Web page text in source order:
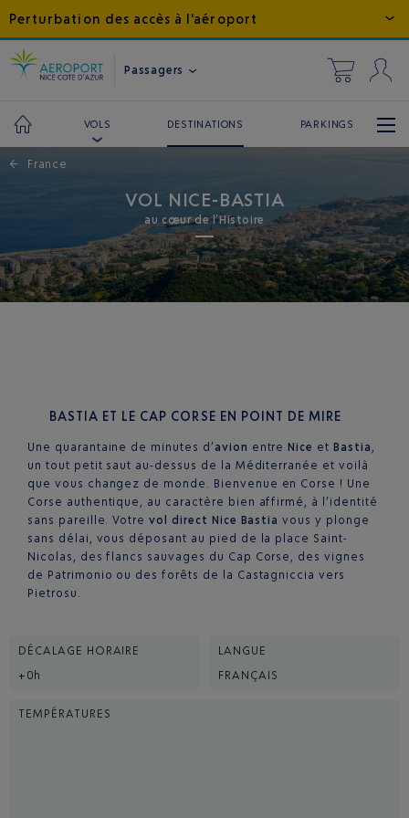
Perturbation des accès à l'aéroport
Passagers
VOLS DESTINATIONS PARKINGS
← France
VOL NICE-BASTIA
au cœur de l’Histoire
BASTIA ET LE CAP CORSE EN POINT DE MIRE
Une quarantaine de minutes d’avion entreNice etBastia ,
un tout petit saut au-dessus de la Méditerranée et voilà
que vous changez de monde. Bienvenue en Corse ! Une
Corse authentique, au caractère bien affirmé, à l’identité
sans pareille. Votrevol direct Nice Bastiavous y plonge
sans délai, vous déposant au pied de la place Saint-
Nicolas, des flancs sauvages du Cap Corse, des vignes
de Patrimonio ou des forêts de la Castagniccia vers
Pietrosu.
DÉCALAGE HORAIRE
+0h
LANGUE
FRANÇAIS
TEMPÉRATURES